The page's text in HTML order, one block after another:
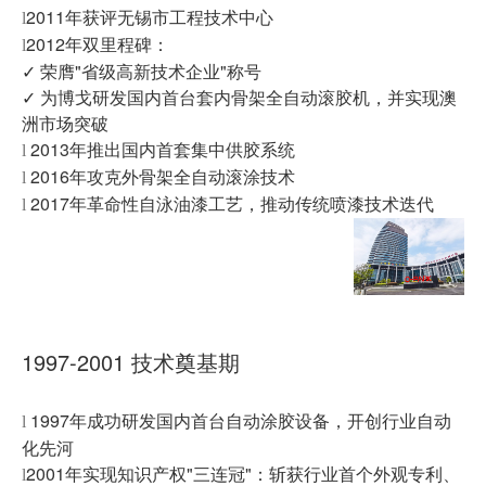
l2011年获评无锡市工程技术中心
l2012年双里程碑：
✓ 荣膺"省级高新技术企业"称号
✓ 为博戈研发国内首台套内骨架全自动滚胶机，并实现澳
洲市场突破
l 2013年推出国内首套集中供胶系统
l 2016年攻克外骨架全自动滚涂技术
l 2017年革命性自泳油漆工艺，推动传统喷漆技术迭代
1997-2001 技术奠基期
l 1997年成功研发国内首台自动涂胶设备，开创行业自动
化先河
l2001年实现知识产权"三连冠"：斩获行业首个外观专利、